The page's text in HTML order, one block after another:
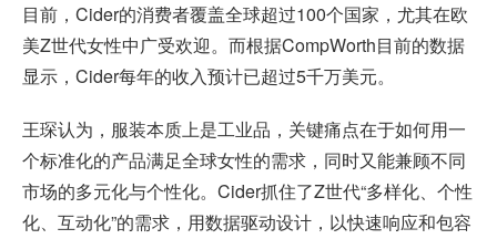
目前，Cider的消费者覆盖全球超过100个国家，尤其在欧
美Z世代女性中广受欢迎。而根据CompWorth目前的数据
显示，Cider每年的收入预计已超过5千万美元。
王琛认为，服装本质上是工业品，关键痛点在于如何用一
个标准化的产品满足全球女性的需求，同时又能兼顾不同
市场的多元化与个性化。Cider抓住了Z世代“多样化、个性
化、互动化”的需求，用数据驱动设计，以快速响应和包容